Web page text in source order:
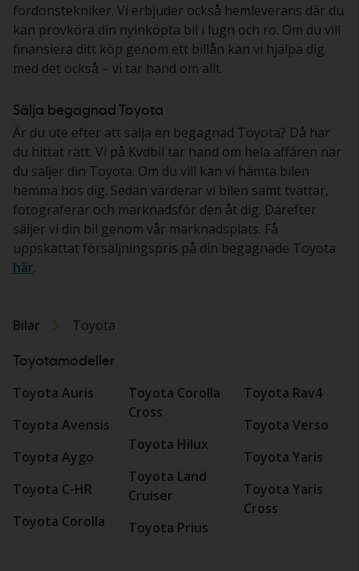
fordonstekniker. Vi erbjuder också hemleverans där du
kan provköra din nyinköpta bil i lugn och ro. Om du vill
finansiera ditt köp genom ett billån kan vi hjälpa dig
med det också – vi tar hand om allt.
Sälja begagnad Toyota
Är du ute efter att sälja en begagnad Toyota? Då har
du hittat rätt. Vi på Kvdbil tar hand om hela affären när
du säljer din Toyota. Om du vill kan vi hämta bilen
hemma hos dig. Sedan värderar vi bilen samt tvättar,
fotograferar och marknadsför den åt dig. Därefter
säljer vi din bil genom vår marknadsplats. Få
uppskattat försäljningspris på din begagnade Toyota
här.
Bilar Toyota
Toyotamodeller
Toyota Auris
Toyota Avensis
Toyota Aygo
Toyota C-HR
Toyota Corolla
Toyota Corolla
Cross
Toyota Hilux
Toyota Land
Cruiser
Toyota Prius
Toyota Rav4
Toyota Verso
Toyota Yaris
Toyota Yaris
Cross